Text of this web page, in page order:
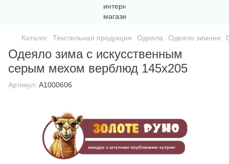
Каталог Текстильная продукция Одеяла Одеяло зимнее
Одеяло зима с искусственным
серым мехом верблюд 145х205
Артикул: A1000606